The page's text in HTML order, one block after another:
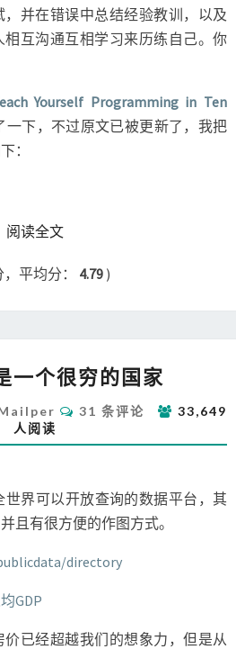
并在错误中总结经验教训，以及
互沟通互相学习来历练自己。你
Yourself Programming in Ten
一下，不过原文已被更新了，我把
：
阅读全文READ MORE
平均分： 4.79 )
国
然
是
很
穷
的
国
一个很穷的国家
评
论
31 条评论
33,649
人阅读
世界可以开放查询的数据平台，其
且有很方便的作图方式。
directory
GDP
已经超越我们的想象力，但是从